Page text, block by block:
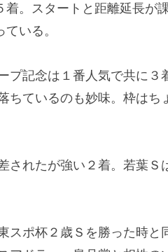
着。スタートと距離延長が
ている。
記念は１番人気で共に３
ちているのも妙味。枠はち
れたが強い２着。若葉Ｓ
ポ杯２歳Ｓを勝った時と